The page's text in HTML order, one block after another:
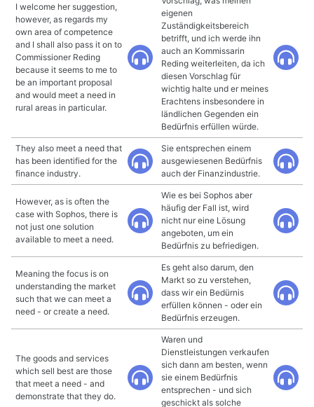
I welcome her suggestion,
however, as regards my
own area of competence
and I shall also pass it on to
Commissioner Reding
because it seems to me to
be an important proposal
and would meet a need in
rural areas in particular.
eigenen
Zuständigkeitsbereich
betrifft, und ich werde ihn
auch an Kommissarin
Reding weiterleiten, da ich
diesen Vorschlag für
wichtig halte und er meines
Erachtens insbesondere in
ländlichen Gegenden ein
Bedürfnis erfüllen würde.
They also meet a need that
has been identified for the
finance industry.
Sie entsprechen einem
ausgewiesenen Bedürfnis
auch der Finanzindustrie.
However, as is often the
case with Sophos, there is
not just one solution
available to meet a need.
Wie es bei Sophos aber
häufig der Fall ist, wird
nicht nur eine Lösung
angeboten, um ein
Bedürfnis zu befriedigen.
Meaning the focus is on
understanding the market
such that we can meet a
need - or create a need.
Es geht also darum, den
Markt so zu verstehen,
dass wir ein Bedürnis
erfüllen können - oder ein
Bedürfnis erzeugen.
The goods and services
which sell best are those
that meet a need - and
demonstrate that they do.
Waren und
Dienstleistungen verkaufen
sich dann am besten, wenn
sie einem Bedürfnis
entsprechen - und sich
geschickt als solche